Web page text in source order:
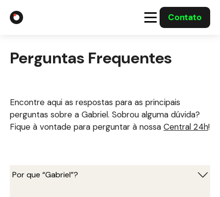
Contato
Integrações com o Governo
Casos Solucionados
Perguntas Frequentes
Encontre aqui as respostas para as principais
perguntas sobre a Gabriel. Sobrou alguma dúvida?
Fique à vontade para perguntar à nossa Central 24h!
Por que “Gabriel”?